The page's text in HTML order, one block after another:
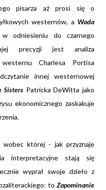
pisarza aż prosi się o
westernów, a Wada
odniesieniu do czarnego
precyzji jest analiza
Charlesa Portisa
innej westernowej
Sisters Patricka DeWitta jako
ekonomicznego zaskakuje
wobec której - jak przyznaje
interpretacyjne stają się
wyprał swoje dzieło z
to Zapominanie